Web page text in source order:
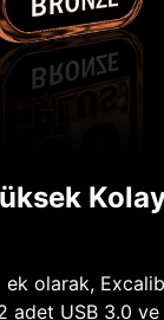
olarak,
adet USB 3.0